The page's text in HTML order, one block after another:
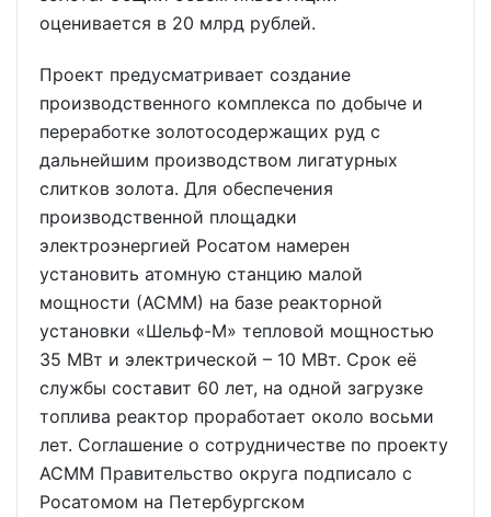
оценивается в 20 млрд рублей.
Проект предусматривает создание
производственного комплекса по добыче и
переработке золотосодержащих руд с
дальнейшим производством лигатурных
слитков золота. Для обеспечения
производственной площадки
электроэнергией Росатом намерен
установить атомную станцию малой
мощности (АСММ) на базе реакторной
установки «Шельф-М» тепловой мощностью
35 МВт и электрической – 10 МВт. Срок её
службы составит 60 лет, на одной загрузке
топлива реактор проработает около восьми
лет. Соглашение о сотрудничестве по проекту
АСММ Правительство округа подписало с
Росатомом на Петербургском